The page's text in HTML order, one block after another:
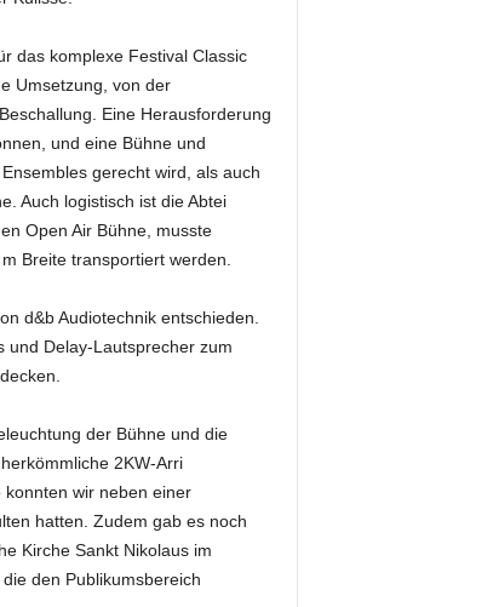
das komplexe Festival Classic
Umsetzung, von der
Eine Herausforderung
und eine Bühne und
gerecht wird, als auch
Auch logistisch ist die Abtei
Open Air Bühne, musste
Breite transportiert werden.
d&b Audiotechnik entschieden.
und Delay-Lautsprecher zum
der Bühne und die
2KW-Arri
wir neben einer
hatten. Zudem gab es noch
Kirche Sankt Nikolaus im
den Publikumsbereich